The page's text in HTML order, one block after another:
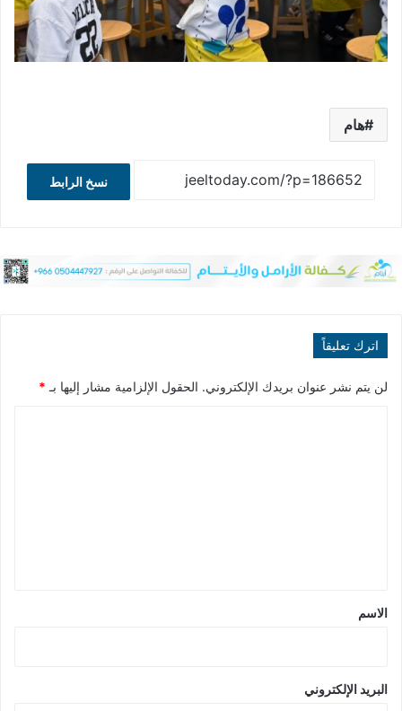
هام
نسخ الرابط
اترك تعليقاً
لن يتم نشر عنوان بريدك الإلكتروني. الحقول الإلزامية مشار إليها بـ *
*
الاسم
البريد الإلكتروني